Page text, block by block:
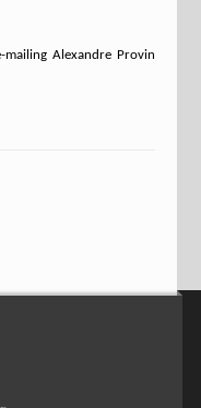
mailing Alexandre Provin